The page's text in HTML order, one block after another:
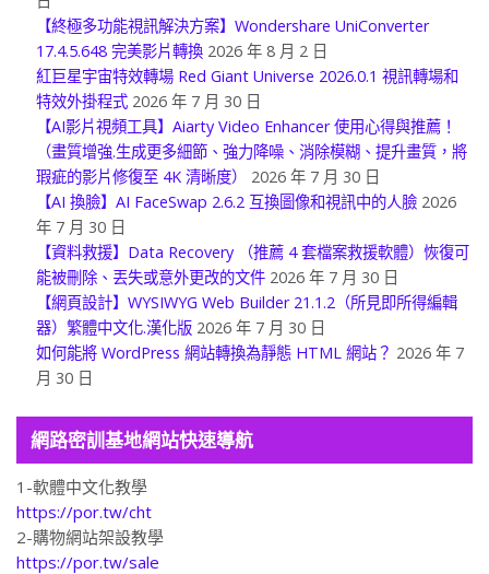
【終極多功能視訊解決方案】Wondershare UniConverter
17.4.5.648 完美影片轉換 2026 年 8 月 2 日
紅巨星宇宙特效轉場 Red Giant Universe 2026.0.1 視訊轉場和
特效外掛程式 2026 年 7 月 30 日
【AI影片視頻工具】Aiarty Video Enhancer 使用心得與推薦！
（畫質增強.生成更多細節、強力降噪、消除模糊、提升畫質，將
瑕疵的影片修復至 4K 清晰度）
2026 年 7 月 30 日
【AI 換臉】AI FaceSwap 2.6.2 互換圖像和視訊中的人臉 2026
年 7 月 30 日
【資料救援】Data Recovery （推薦 4 套檔案救援軟體）恢復可
能被刪除、丟失或意外更改的文件 2026 年 7 月 30 日
【網頁設計】WYSIWYG Web Builder 21.1.2（所見即所得編輯
器）繁體中文化.漢化版 2026 年 7 月 30 日
如何能將 WordPress 網站轉換為靜態 HTML 網站？ 2026 年 7
月 30 日
網路密訓基地網站快速導航
1-軟體中文化教學
https://por.tw/cht
2-購物網站架設教學
https://por.tw/sale